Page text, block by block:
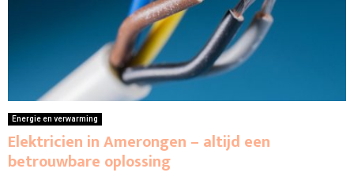
Energie en verwarming
Elektricien in Amerongen – altijd een
betrouwbare oplossing